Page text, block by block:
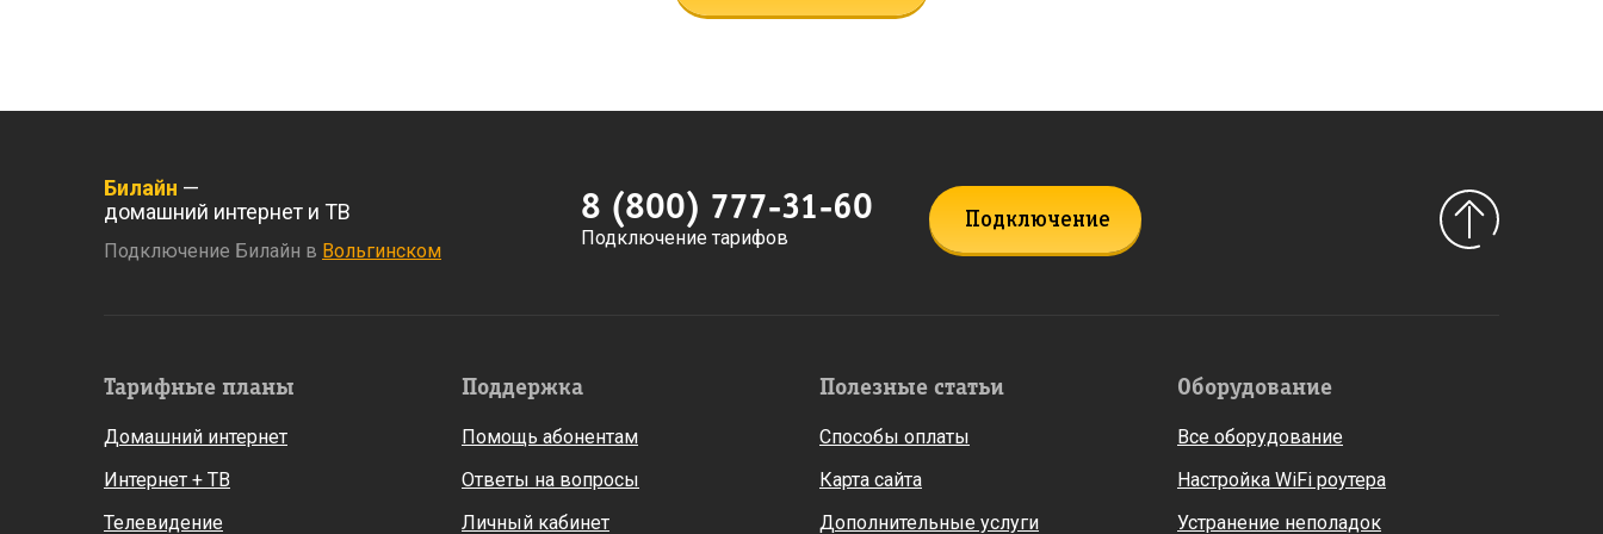
Билайн —
домашний интернет и ТВ
Подключение Билайн в Вольгинском
8 (800) 777-31-60
Подключение тарифов
Подключение
Тарифные планы
Домашний интернет
Интернет + ТВ
Телевидение
Поддержка
Помощь абонентам
Ответы на вопросы
Личный кабинет
Полезные статьи
Способы оплаты
Карта сайта
Дополнительные услуги
Оборудование
Все оборудование
Настройка WiFi роутера
Устранение неполадок